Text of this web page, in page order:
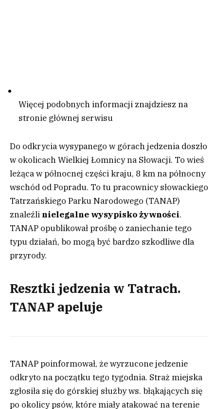
Więcej podobnych informacji znajdziesz na
stronie głównej serwisu
Do odkrycia wysypanego w górach jedzenia doszło
w okolicach Wielkiej Łomnicy na Słowacji. To wieś
leżąca w północnej części kraju, 8 km na północny
wschód od Popradu. To tu pracownicy słowackiego
Tatrzańskiego Parku Narodowego (TANAP)
znaleźli nielegalne wysypisko żywności.
TANAP opublikował prośbę o zaniechanie tego
typu działań, bo mogą być bardzo szkodliwe dla
przyrody.
Resztki jedzenia w Tatrach.
TANAP apeluje
TANAP poinformował, że wyrzucone jedzenie
odkryto na początku tego tygodnia. Straż miejska
zgłosiła się do górskiej służby ws. błąkających się
po okolicy psów, które miały atakować na terenie